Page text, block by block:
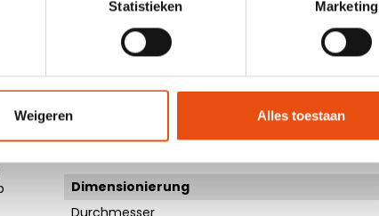
Statistieken Marketing
Weigeren Alles toestaan
Material
Material Farbe
Gold
Silber
Dimensionierung
Durchmesser